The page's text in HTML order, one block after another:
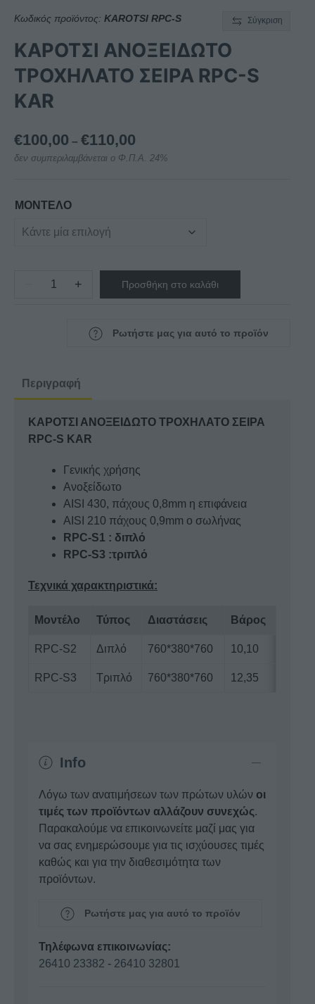
Κωδικός προϊόντος: KAROTSI RPC-S Σύγκριση
ΚΑΡΟΤΣΙ ΑΝΟΞΕΙΔΩΤΟ
ΤΡΟΧΗΛΑΤΟ ΣΕΙΡΑ RPC-S
KAR
€100,00 – €110,00
range:
δεν συμπεριλαμβάνεται ο Φ.Π.Α. 24%
ΜΟΝΤΕΛΟ
ΚΑΡΟΤΣΙ
KAR
+ Προσθήκη στο καλάθι
Ρωτήστε μας για αυτό το προϊόν
Περιγραφή
ΚΑΡΟΤΣΙ ΑΝΟΞΕΙΔΩΤΟ ΤΡΟΧΗΛΑΤΟ ΣΕΙΡΑ
RPC-S KAR
Γενικής χρήσης
Ανοξείδωτο
AISI 430, πάχους 0,8mm η επιφάνεια
AISI 210 πάχους 0,9mm ο σωλήνας
RPC-S1 : διπλό
RPC-S3 :τριπλό
Τεχνικά χαρακτηριστικά:
Μοντέλο Τύπος Διαστάσεις Βάρος
RPC-S2 Διπλό 760*380*760 10,10
RPC-S3 Τριπλό 760*380*760 12,35
Info
Λόγω των ανατιμήσεων των πρώτων υλών οι
τιμές των προϊόντων αλλάζουν συνεχώς.
Παρακαλούμε να επικοινωνείτε μαζί μας για
να σας ενημερώσουμε για τις ισχύουσες τιμές
καθώς και για την διαθεσιμότητα των
προϊόντων.
Ρωτήστε μας για αυτό το προϊόν
Τηλέφωνα επικοινωνίας:
26410 23382 - 26410 32801